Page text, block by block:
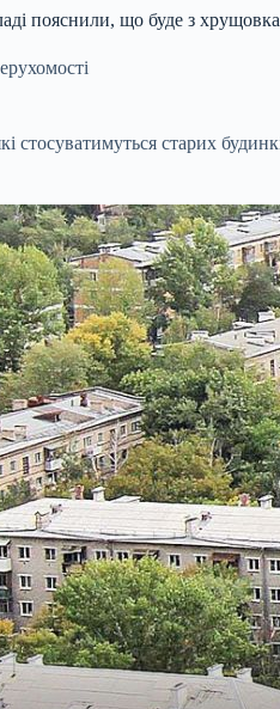
пояснили, що буде з
стосуватимуться старих